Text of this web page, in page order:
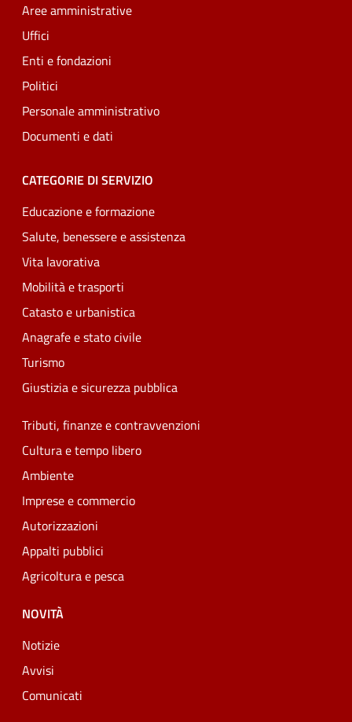
Aree amministrative
Uffici
Enti e fondazioni
Politici
Personale amministrativo
Documenti e dati
CATEGORIE DI SERVIZIO
Educazione e formazione
Salute, benessere e assistenza
Vita lavorativa
Mobilità e trasporti
Catasto e urbanistica
Anagrafe e stato civile
Turismo
Giustizia e sicurezza pubblica
Tributi, finanze e contravvenzioni
Cultura e tempo libero
Ambiente
Imprese e commercio
Autorizzazioni
Appalti pubblici
Agricoltura e pesca
NOVITÀ
Notizie
Avvisi
Comunicati